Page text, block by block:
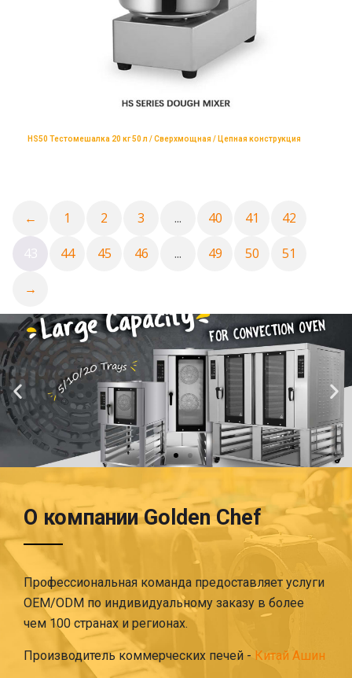
HS50 Тестомешалка 20 кг 50 л / Сверхмощная / Цепная конструкция
← 1 2 3 ... 40 41 42
43 44 45 46 ... 49 50 51
→
О компании Golden Chef
Профессиональная команда предоставляет услуги
OEM/ODM по индивидуальному заказу в более
чем 100 странах и регионах.
Производитель коммерческих печей - Китай Ашин